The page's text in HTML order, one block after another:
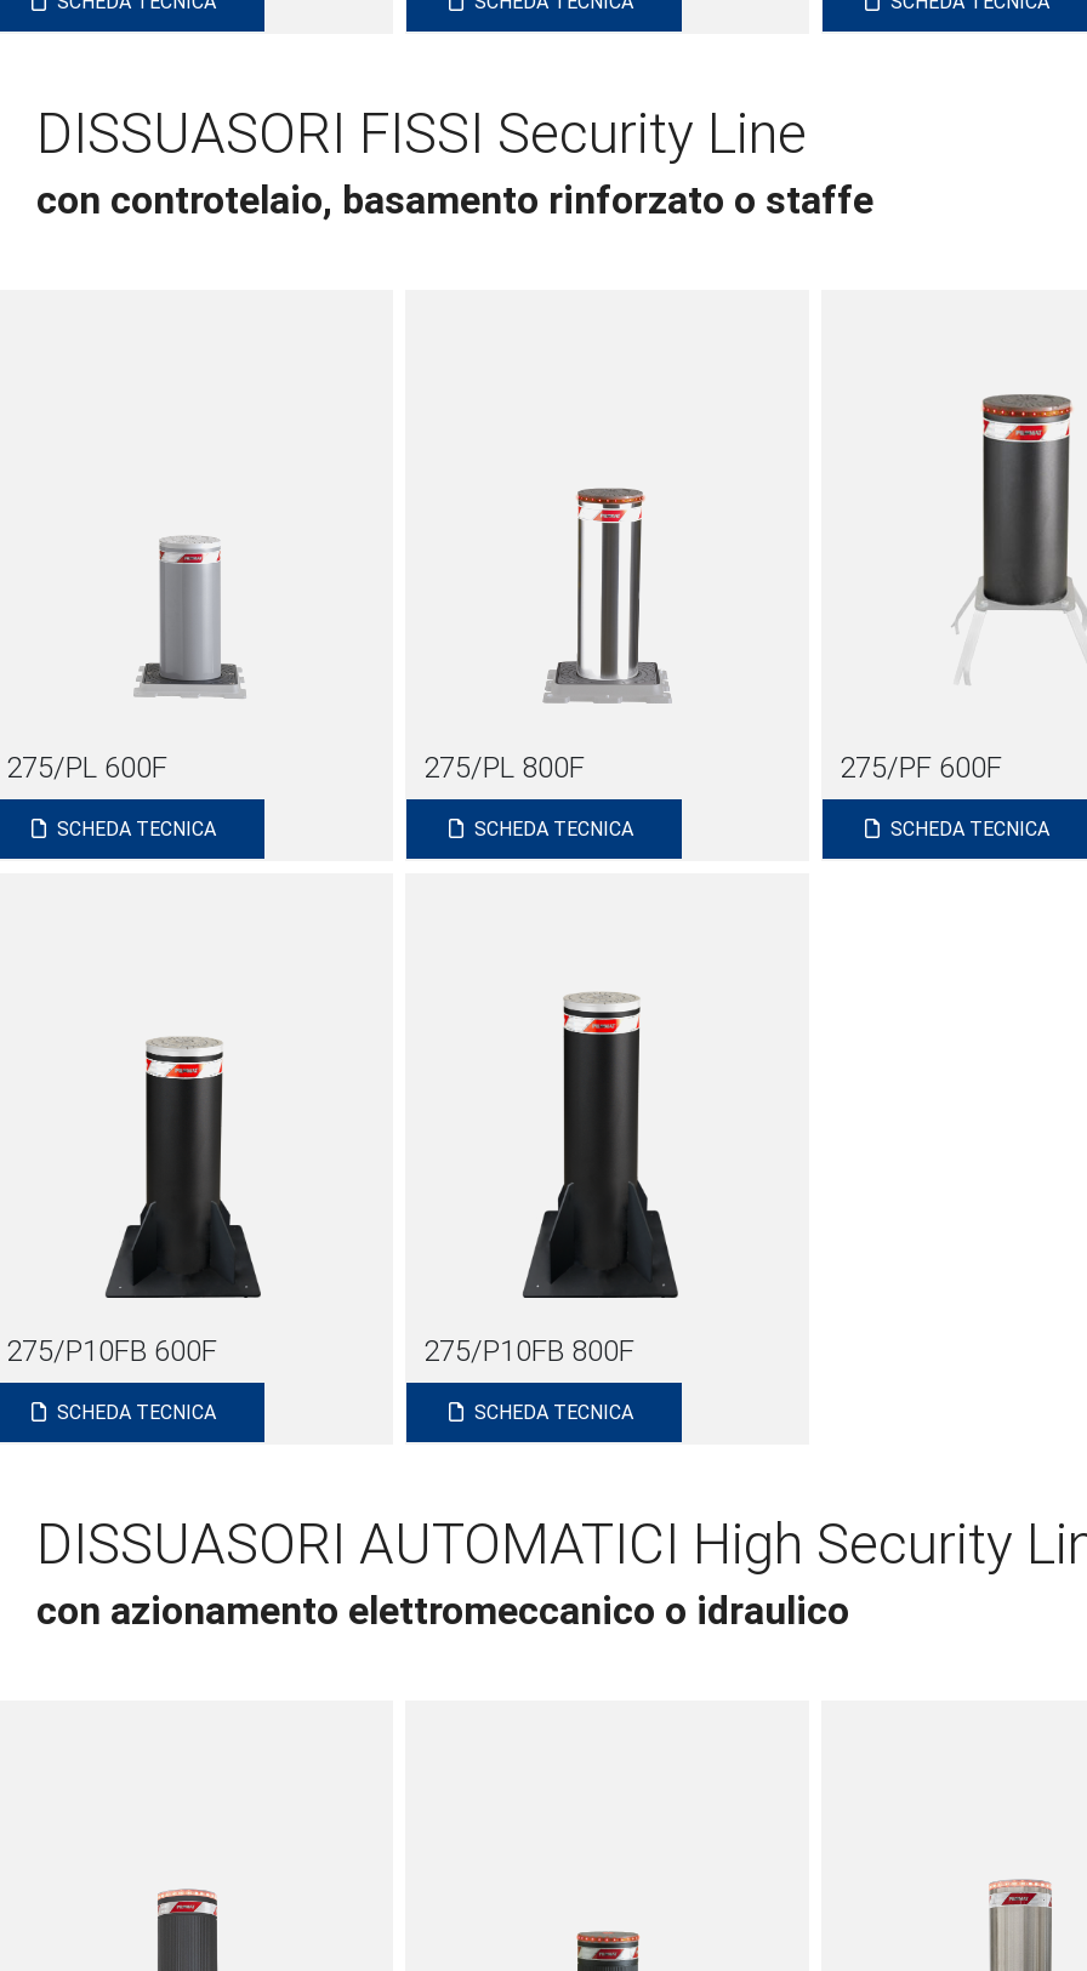
DISSUASORI FISSI Security Line
con controtelaio, basamento rinforzato o staffe
275/PL 600F
SCHEDA TECNICA
275/PL 800F
SCHEDA TECNICA
275/PF 600F
SCHEDA TECNICA
275/P10FB 600F
SCHEDA TECNICA
275/P10FB 800F
SCHEDA TECNICA
DISSUASORI AUTOMATICI High Security
con azionamento elettromeccanico o idraulico